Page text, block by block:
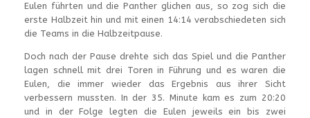
Eulen führten und die Panther glichen aus, so zog sich die
erste Halbzeit hin und mit einen 14:14 verabschiedeten sich
die Teams in die Halbzeitpause.
Doch nach der Pause drehte sich das Spiel und die Panther
lagen schnell mit drei Toren in Führung und es waren die
Eulen, die immer wieder das Ergebnis aus ihrer Sicht
verbessern mussten. In der 35. Minute kam es zum 20:20
und in der Folge legten die Eulen jeweils ein bis zwei